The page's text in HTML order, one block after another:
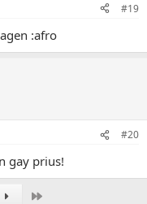
#19
:afro
#20
gay prius!